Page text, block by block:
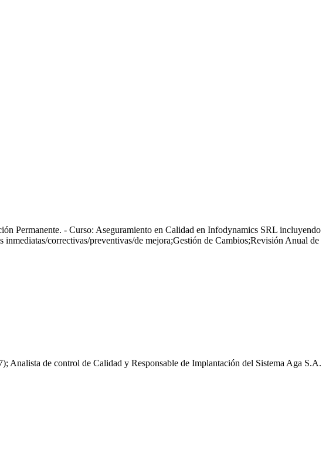
Permanente. - Curso: Aseguramiento en Calidad en Infodynamics SRL incluyendo
correctivas/preventivas/de mejora;Gestión de Cambios;Revisión Anual de
Analista de control de Calidad y Responsable de Implantación del Sistema Aga S.A.